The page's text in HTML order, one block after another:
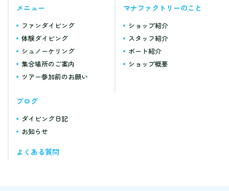
メニュー
ファンダイビング
体験ダイビング
シュノーケリング
集合場所のご案内
ツアー参加前のお願い
マナファクトリーのこと
ショップ紹介
スタッフ紹介
ボート紹介
ショップ概要
ブログ
ダイビング日記
お知らせ
よくある質問